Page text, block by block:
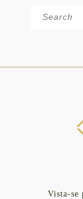
Vista-se